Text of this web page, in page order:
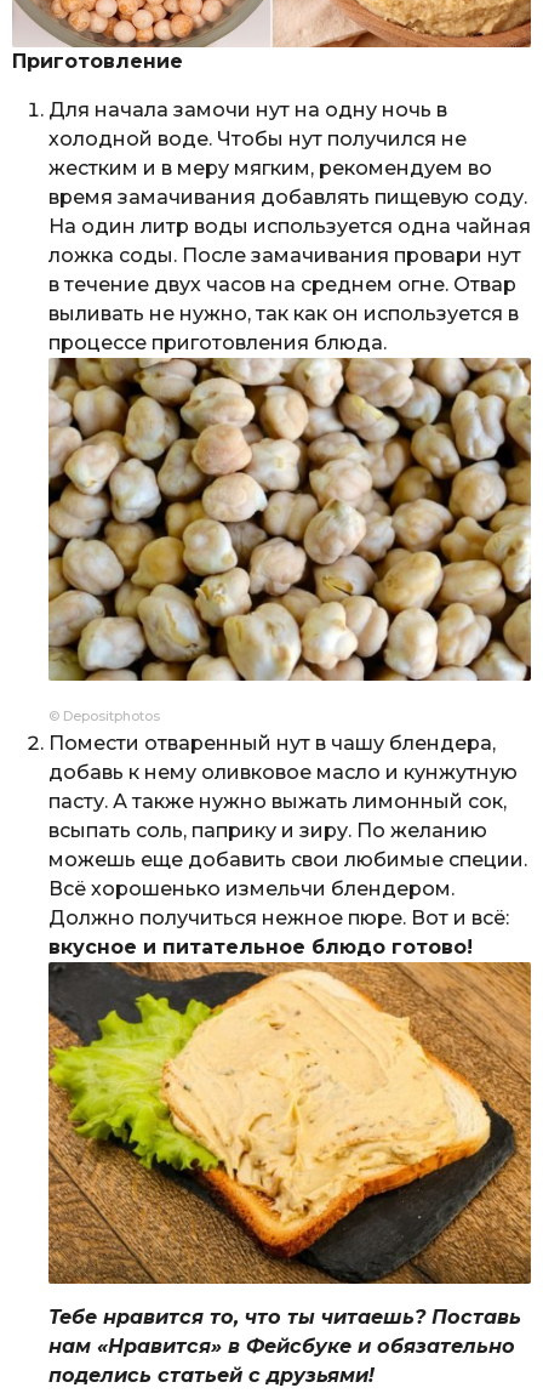
Приготовление
Для начала замочи нут на одну ночь в
холодной воде. Чтобы нут получился не
жестким и в меру мягким, рекомендуем во
время замачивания добавлять пищевую соду.
На один литр воды используется одна чайная
ложка соды. После замачивания провари нут
в течение двух часов на среднем огне. Отвар
выливать не нужно, так как он используется в
процессе приготовления блюда.
© Depositphotos
Помести отваренный нут в чашу блендера,
добавь к нему оливковое масло и кунжутную
пасту. А также нужно выжать лимонный сок,
всыпать соль, паприку и зиру. По желанию
можешь еще добавить свои любимые специи.
Всё хорошенько измельчи блендером.
Должно получиться нежное пюре. Вот и всё:
вкусное и питательное блюдо готово!
Тебе нравится то, что ты читаешь? Поставь
нам «Нравится» в Фейсбуке и обязательно
поделись статьей с друзьями!